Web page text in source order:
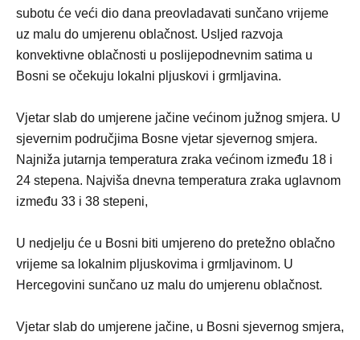
subotu će veći dio dana preovladavati sunčano vrijeme
uz malu do umjerenu oblačnost. Usljed razvoja
konvektivne oblačnosti u poslijepodnevnim satima u
Bosni se očekuju lokalni pljuskovi i grmljavina.
Vjetar slab do umjerene jačine većinom južnog smjera. U
sjevernim područjima Bosne vjetar sjevernog smjera.
Najniža jutarnja temperatura zraka većinom između 18 i
24 stepena. Najviša dnevna temperatura zraka uglavnom
između 33 i 38 stepeni,
U nedjelju će u Bosni biti umjereno do pretežno oblačno
vrijeme sa lokalnim pljuskovima i grmljavinom. U
Hercegovini sunčano uz malu do umjerenu oblačnost.
Vjetar slab do umjerene jačine, u Bosni sjevernog smjera,